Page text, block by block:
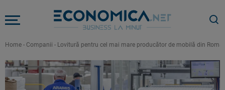
Home - Companii - Lovitură pentru cel mai mare producător de mobilă din